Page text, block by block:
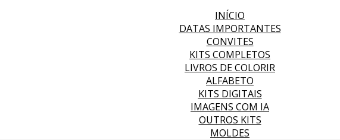
INÍCIO
DATAS IMPORTANTES
CONVITES
KITS COMPLETOS
LIVROS DE COLORIR
ALFABETO
KITS DIGITAIS
IMAGENS COM IA
OUTROS KITS
MOLDES